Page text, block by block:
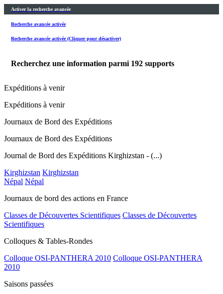
Activer la recherche avancée
Recherche avancée activée
Recherche avancée activée (Cliquer pour désactiver)
Recherchez une information parmi 192 supports
Expéditions à venir
Expéditions à venir
Journaux de Bord des Expéditions
Journaux de Bord des Expéditions
Journal de Bord des Expéditions Kirghizstan - (...)
Kirghizstan Kirghizstan
Népal Népal
Journaux de bord des actions en France
Classes de Découvertes Scientifiques Classes de Découvertes
Scientifiques
Colloques & Tables-Rondes
Colloque OSI-PANTHERA 2010 Colloque OSI-PANTHERA
2010
Saisons passées